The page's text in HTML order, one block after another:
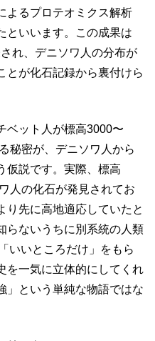
よるプロテオミクス解析
といいます。この成果は
れ、デニソワ人の分布が
とが化石記録から裏付けら
ベット人が標高3000〜
秘密が、デニソワ人から
仮説です。実際、標高
人の化石が発見されてお
り先に高地適応していたと
らないうちに別系統の人類
いいところだけ」をもら
一気に立体的にしてくれ
」という単純な物語ではな